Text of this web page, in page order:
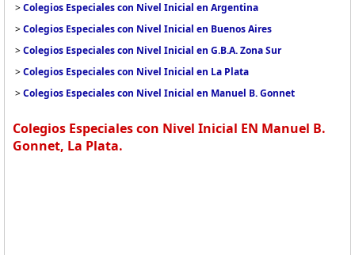
>Colegios Especiales con Nivel Inicial en Argentina
>Colegios Especiales con Nivel Inicial en Buenos Aires
>Colegios Especiales con Nivel Inicial en G.B.A. Zona Sur
>Colegios Especiales con Nivel Inicial en La Plata
>Colegios Especiales con Nivel Inicial en Manuel B. Gonnet
Colegios Especiales con Nivel Inicial EN Manuel B.
Gonnet, La Plata.